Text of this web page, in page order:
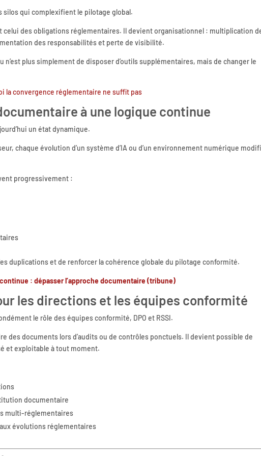
qui complexifient le pilotage global.
celui des obligations réglementaires. Il devient organisationnel : multiplication
des responsabilités et perte de visibilité.
n’est plus simplement de disposer d’outils supplémentaires, mais de changer le
la convergence réglementaire ne suffit pas
à une logique continue
un état dynamique.
chaque évolution d’un système d’IA ou d’un environnement numérique
progressivement :
duplications et de renforcer la cohérence globale du pilotage conformité.
: dépasser l’approche documentaire (tribune)
les directions et les équipes conformité
le rôle des équipes conformité, DPO et RSSI.
des documents lors d’audits ou de contrôles ponctuels. Il devient possible de
et exploitable à tout moment.
documentaire
multi-réglementaires
évolutions réglementaires